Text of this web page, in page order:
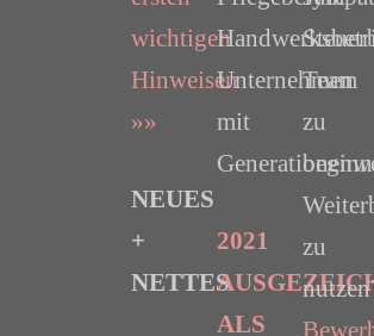
wichtigen
Hinweisen
»»
NEUES
+
NETTES
Unternehmen
mit
2021
ALS
Team
zu
zu